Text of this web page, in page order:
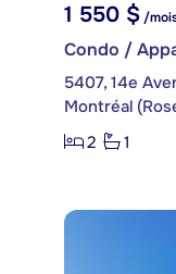
1 550 $/
Condo /
5407, 14e
Montréal
2
1